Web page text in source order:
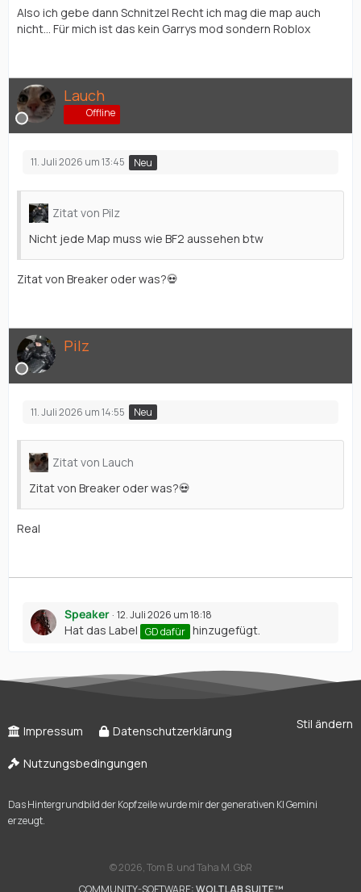
Also ich gebe dann Schnitzel Recht ich mag die map auch
nicht... Für mich ist das kein Garrys mod sondern Roblox
Lauch
Offline
11. Juli 2026 um 13:45 Neu
Zitat von Pilz
Nicht jede Map muss wie BF2 aussehen btw
Zitat von Breaker oder was?💀
Pilz
11. Juli 2026 um 14:55 Neu
Zitat von Lauch
Zitat von Breaker oder was?💀
Real
Speaker 12. Juli 2026 um 18:18
Hat das Label GD dafür hinzugefügt.
Stil ändern
Impressum Datenschutzerklärung
Nutzungsbedingungen
Das Hintergrundbild der Kopfzeile wurde mir der generativen KI Gemini
erzeugt.
©2026, Tom B. und Taha M. GbR
COMMUNITY-SOFTWARE:WOLTLAB SUITE™